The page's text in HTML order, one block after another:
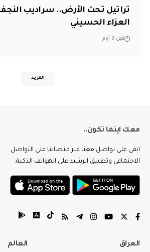
تراتيل تحت الأرض.. سراديب
العزاء الحسيني
قبل 3 أيام
المزيد
معك اينما تكون..
ابقى على تواصل معنا عبر منصاتنا على التواصل
الاجتماعي وتطبيق الرشيد على الهواتف الذكية.
العراق العالم